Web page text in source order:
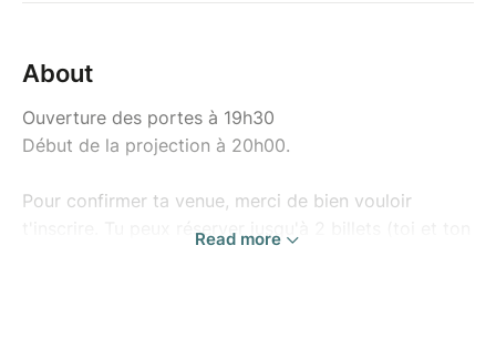
About
Ouverture des portes à 19h30
Début de la projection à 20h00.
Pour confirmer ta venue, merci de bien vouloir
t'inscrire. Tu peux réserver jusqu'à 2 billets (toi et ton
Read more